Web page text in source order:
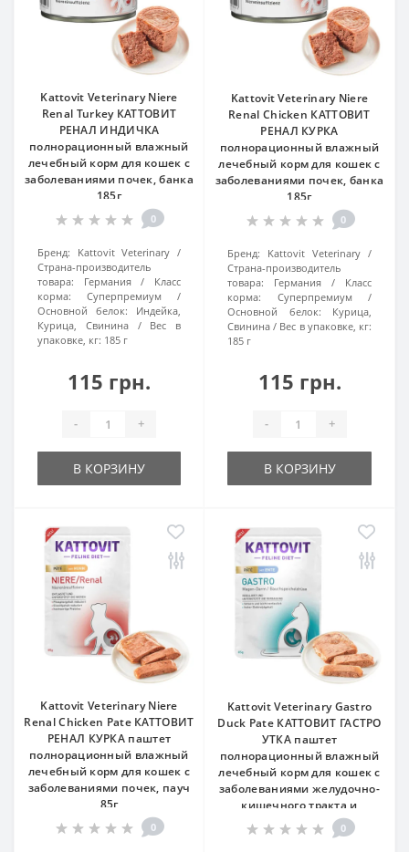
Kattovit Veterinary Niere
Renal Turkey КАТТОВИТ
РЕНАЛ ИНДИЧКА
полнорационный влажный
лечебный корм для кошек с
заболеваниями почек, банка
185г
0
Бренд:
Kattovit Veterinary
Страна-производитель
товара:
Германия
Класс
корма:
Суперпремиум
Основной белок:
Индейка,
Курица, Свинина
Вес в
упаковке, кг: 185 г
115 грн.
- +
В КОРЗИНУ
Kattovit Veterinary Niere
Renal Chicken КАТТОВИТ
РЕНАЛ КУРКА
полнорационный влажный
лечебный корм для кошек с
заболеваниями почек, банка
185г
0
Бренд:
Kattovit Veterinary
Страна-производитель
товара:
Германия
Класс
корма:
Суперпремиум
Основной белок:
Курица,
Свинина
Вес в упаковке, кг:
185 г
115 грн.
- +
В КОРЗИНУ
Kattovit Veterinary Niere
Renal Chicken Pate КАТТОВИТ
РЕНАЛ КУРКА паштет
полнорационный влажный
лечебный корм для кошек с
заболеваниями почек, пауч
85г
0
Kattovit Veterinary Gastro
Duck Pate КАТТОВИТ ГАСТРО
УТКА паштет
полнорационный влажный
лечебный корм для кошек с
заболеваниями желудочно-
кишечного тракта и
поджелудочной железы,
пауч 85г
0